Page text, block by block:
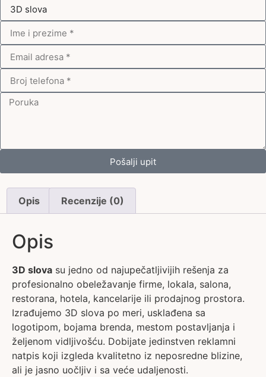
Pošalji upit
Opis Recenzije (0)
Opis
3D slova su jedno od najupečatljivijih rešenja za
profesionalno obeležavanje firme, lokala, salona,
restorana, hotela, kancelarije ili prodajnog prostora.
Izrađujemo 3D slova po meri, usklađena sa
logotipom, bojama brenda, mestom postavljanja i
željenom vidljivošću. Dobijate jedinstven reklamni
natpis koji izgleda kvalitetno iz neposredne blizine,
ali je jasno uočljiv i sa veće udaljenosti.